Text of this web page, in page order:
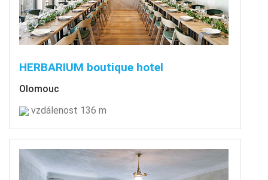
HERBARIUM boutique hotel
Olomouc
vzdálenost 136 m